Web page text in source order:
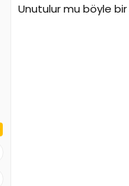
Unutulur mu böyle bir